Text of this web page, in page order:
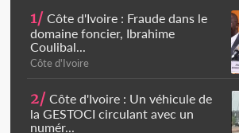
1/ Côte d'Ivoire : Fraude dans le
domaine foncier, Ibrahime
Coulibal...
Côte d'Ivoire
2/ Côte d'Ivoire : Un véhicule de
la GESTOCI circulant avec un
numér...